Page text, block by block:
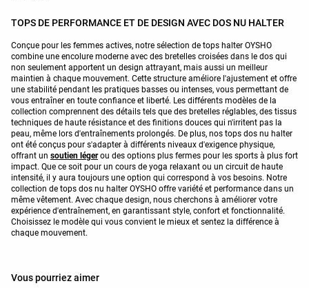
TOPS DE PERFORMANCE ET DE DESIGN AVEC DOS NU HALTER
Conçue pour les femmes actives, notre sélection de tops halter OYSHO
combine une encolure moderne avec des bretelles croisées dans le dos qui
non seulement apportent un design attrayant, mais aussi un meilleur
maintien à chaque mouvement. Cette structure améliore l'ajustement et offre
une stabilité pendant les pratiques basses ou intenses, vous permettant de
vous entraîner en toute confiance et liberté. Les différents modèles de la
collection comprennent des détails tels que des bretelles réglables, des tissus
techniques de haute résistance et des finitions douces qui n'irritent pas la
peau, même lors d'entraînements prolongés. De plus, nos tops dos nu halter
ont été conçus pour s'adapter à différents niveaux d'exigence physique,
offrant un soutien légerou des options plus fermes pour les sports à plus fort
impact. Que ce soit pour un cours de yoga relaxant ou un circuit de haute
intensité, il y aura toujours une option qui correspond à vos besoins. Notre
collection de tops dos nu halter OYSHO offre variété et performance dans un
même vêtement. Avec chaque design, nous cherchons à améliorer votre
expérience d'entraînement, en garantissant style, confort et fonctionnalité.
Choisissez le modèle qui vous convient le mieux et sentez la différence à
chaque mouvement.
Vous pourriez aimer